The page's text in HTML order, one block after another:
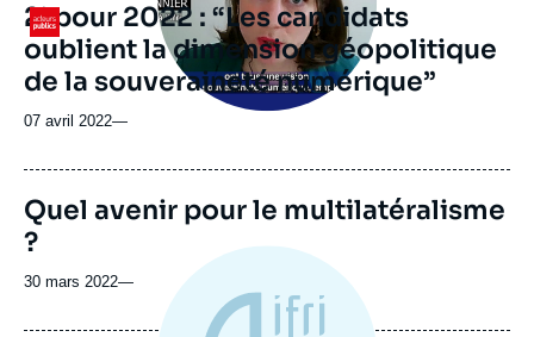
Logo
2’ pour 2022 : “Les candidats
oublient la dimension géopolitique
de la souveraineté numérique”
07 avril 2022—
Quel avenir pour le multilatéralisme
?
30 mars 2022—